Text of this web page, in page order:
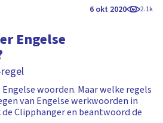
6 okt 2020 2.1k
Engelse
woorden. Maar welke regels
van Engelse werkwoorden in
Clipphanger en beantwoord de